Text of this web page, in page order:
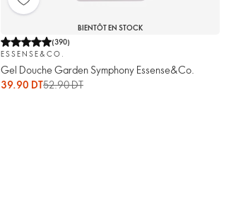
BIENTÔT EN STOCK
(390)
ESSENSE&CO.
Gel Douche Garden Symphony Essense&Co.
39.90 DT52.90 DT